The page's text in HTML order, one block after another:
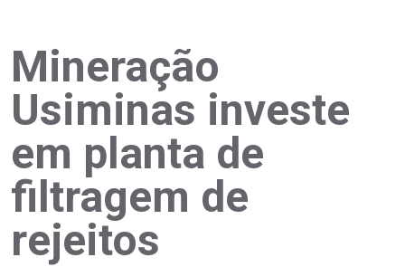
Mineração
Usiminas investe
em planta de
filtragem de
rejeitos